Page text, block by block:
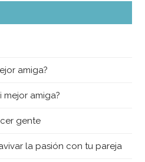
amiga?
mejor amiga?
gente
la pasión con tu pareja